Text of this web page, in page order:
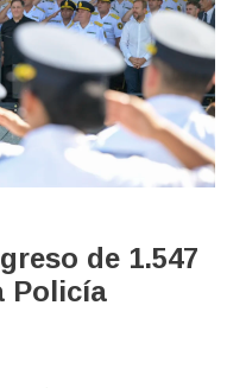
de 1.547
Policía